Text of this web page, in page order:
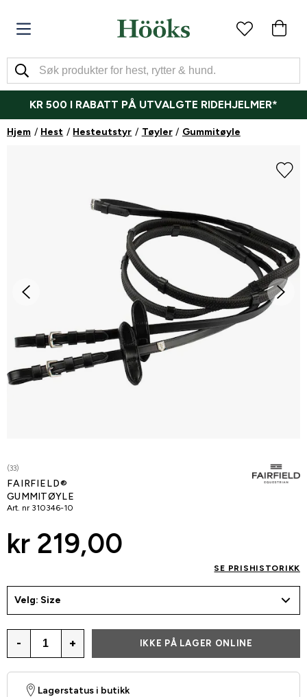
KR 500 I RABATT PÅ UTVALGTE RIDEHJELMER*
Hjem Hest Hesteutstyr Tøyler Gummitøyle
(33)
FAIRFIELD®
GUMMITØYLE
Art. nr 310346-10
kr 219,00
SE PRISHISTORIKK
Velg: Size
- + IKKE PÅ LAGER ONLINE
Lagerstatus i butikk